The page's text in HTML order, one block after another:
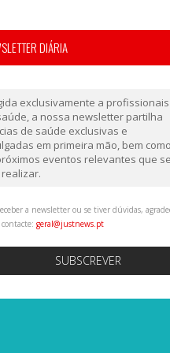
DIÁRIA
exclusivamente a profissionais
a nossa newsletter partilha
de saúde exclusivas e
em primeira mão, bem como
eventos relevantes que se
a newsletter ou se tiver dúvidas,
geral@justnews.pt
SUBSCREVER